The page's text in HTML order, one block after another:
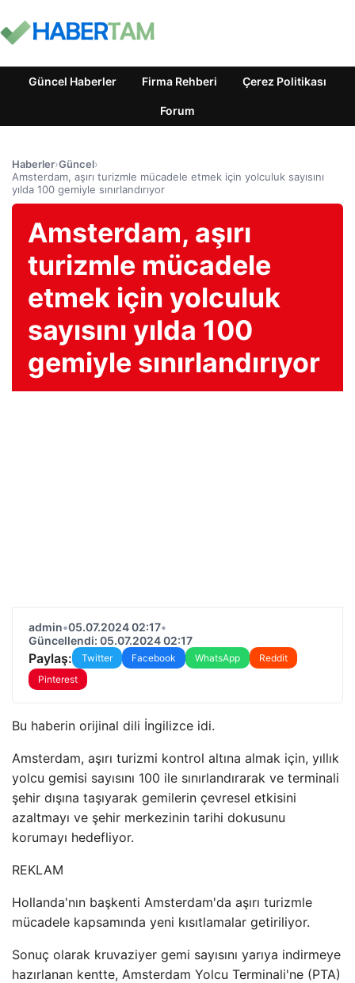
Güncel Haberler Firma Rehberi Çerez Politikası
Forum
Haberler›Güncel›
Amsterdam, aşırı turizmle mücadele etmek için yolculuk sayısını
yılda 100 gemiyle sınırlandırıyor
Amsterdam, aşırı
turizmle mücadele
etmek için yolculuk
sayısını yılda 100
gemiyle sınırlandırıyor
admin•05.07.2024 02:17•
Güncellendi: 05.07.2024 02:17
Paylaş: Twitter Facebook WhatsApp
Reddit
Pinterest
Bu haberin orijinal dili İngilizce idi.
Amsterdam, aşırı turizmi kontrol altına almak için, yıllık
yolcu gemisi sayısını 100 ile sınırlandırarak ve terminali
şehir dışına taşıyarak gemilerin çevresel etkisini
azaltmayı ve şehir merkezinin tarihi dokusunu
korumayı hedefliyor.
REKLAM
Hollanda'nın başkenti Amsterdam'da aşırı turizmle
mücadele kapsamında yeni kısıtlamalar getiriliyor.
Sonuç olarak kruvaziyer gemi sayısını yarıya indirmeye
hazırlanan kentte, Amsterdam Yolcu Terminali'ne (PTA)